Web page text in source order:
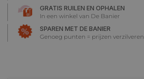
GRATIS RUILEN EN OPHALEN
In een winkel van De Banier
SPAREN MET DE BANIER
Genoeg punten = prijzen verzilveren